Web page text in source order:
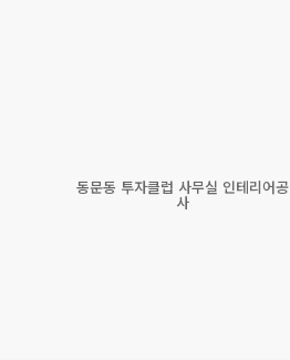
동문동 투자클럽 사무실 인테리어공
사